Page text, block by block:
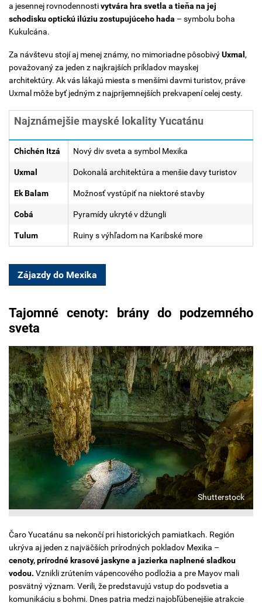
a jesennej rovnodennostivytvára hra svetla a tieňa na jej
schodisku optickú ilúziu zostupujúceho hada – symbolu boha
Kukulcána.
Za návštevu stojí aj menej známy, no mimoriadne pôsobivýUxmal ,
považovaný za jeden z najkrajších príkladov mayskej
architektúry. Ak vás lákajú miesta s menšími davmi turistov, práve
Uxmal môže byť jedným z najpríjemnejších prekvapení celej cesty.
Najznámejšie mayské lokality Yucatánu
Chichén Itzá Nový div sveta a symbol Mexika
Uxmal Dokonalá architektúra a menšie davy turistov
Ek Balam Možnosť vystúpiť na niektoré stavby
Cobá Pyramídy ukryté v džungli
Tulum Ruiny s výhľadom na Karibské more
Zájazdy do Mexika
Tajomné cenoty: brány do podzemného
sveta
Shutterstock
Čaro Yucatánu sa nekončí pri historických pamiatkach. Región
ukrýva aj jeden z najväčších prírodných pokladov Mexika –
cenoty, prírodné krasové jaskyne a jazierka naplnené sladkou
vodou. Vznikli zrútením vápencového podložia a pre Mayov mali
posvätný význam. Verili, že predstavujú vstup do podsvetia a
komunikáciu s bohmi. Dnes patria medzi najobľúbenejšie atrakcie